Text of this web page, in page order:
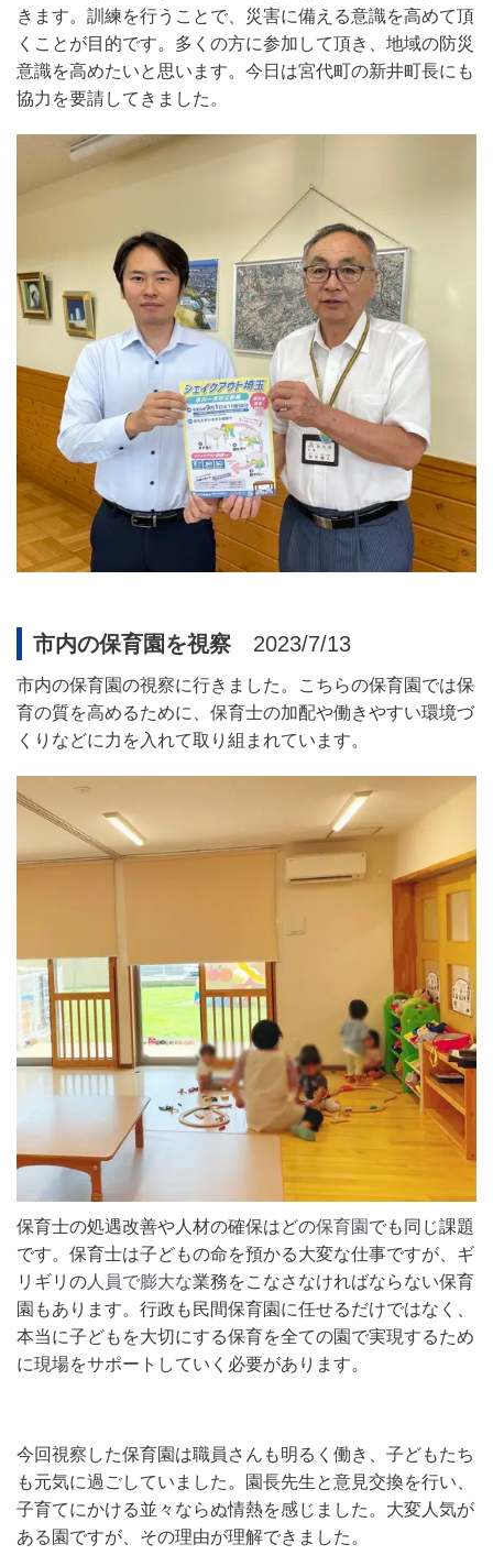
きます。訓練を行うことで、災害に備える意識を高めて頂
くことが目的です。多くの方に参加して頂き、地域の防災
意識を高めたいと思います。今日は宮代町の新井町長にも
協力を要請してきました。
市内の保育園を視察 2023/7/13
市内の保育園の視察に行きました。こちらの保育園では保
育の質を高めるために、保育士の加配や働きやすい環境づ
くりなどに力を入れて取り組まれています。
保育士の処遇改善や人材の確保はどの保育園 でも同じ課題
です。保育士は子どもの命を預かる大変な仕事ですが、ギ
リギリの 人員で膨大な業務をこなさなければならない保育
園もあります。行政も民間保育園に任せるだけではなく、
本当に子どもを大切にする保育を全ての園で実現するため
に現場をサポートしていく必要があります。
今回視察した保育園は職員さんも明るく働き、子どもたち
も元気に過ごしていました。園長先生と意見交換を行い、
子育てにかける並々ならぬ情熱を感じました。大変人気が
ある園ですが、その理由が理解できました。